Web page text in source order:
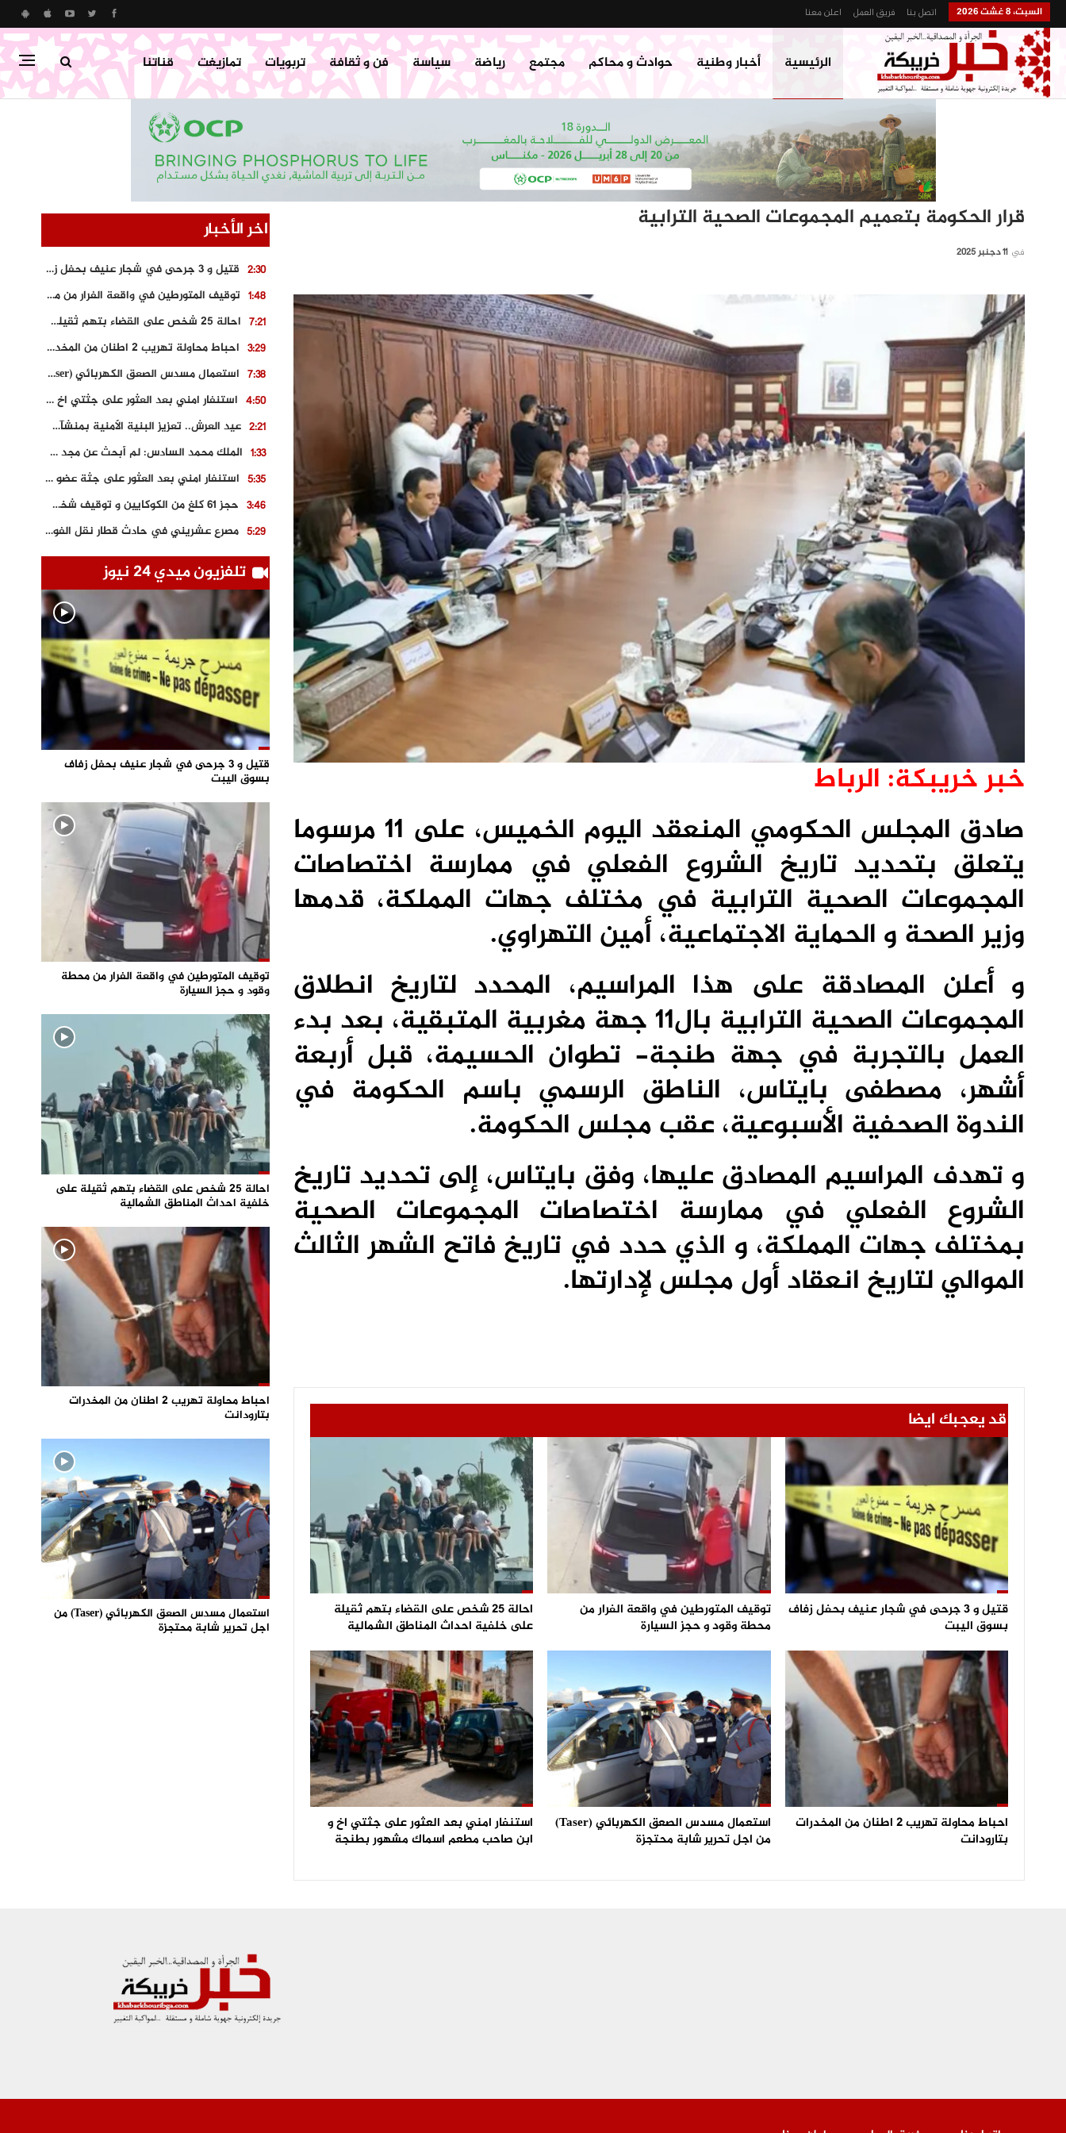
السبت، 8 غشت 2026 اتصل بنا فريق العمل اعلن معنا
الرئيسية أخبار وطنية حوادث و محاكم مجتمع رياضة سياسة فن و ثقافة تربويات تمازيغت قناتنا
قرار الحكومة بتعميم المجموعات الصحية الترابية
في 11 دجنبر 2025
خبر خريبكة: الرباط
صادق المجلس الحكومي المنعقد اليوم الخميس، على 11 مرسوما
يتعلق بتحديد تاريخ الشروع الفعلي في ممارسة اختصاصات
المجموعات الصحية الترابية في مختلف جهات المملكة، قدمها
وزير الصحة و الحماية الاجتماعية، أمين التهراوي.
و أعلن المصادقة على هذا المراسيم، المحدد لتاريخ انطلاق
المجموعات الصحية الترابية بال11 جهة مغربية المتبقية، بعد بدء
العمل بالتجربة في جهة طنجة- تطوان الحسيمة، قبل أربعة
أشهر، مصطفى بايتاس، الناطق الرسمي باسم الحكومة في
الندوة الصحفية الأسبوعية، عقب مجلس الحكومة.
و تهدف المراسيم المصادق عليها، وفق بايتاس، إلى تحديد تاريخ
الشروع الفعلي في ممارسة اختصاصات المجموعات الصحية
بمختلف جهات المملكة، و الذي حدد في تاريخ فاتح الشهر الثالث
الموالي لتاريخ انعقاد أول مجلس لإدارتها.
قد يعجبك ايضا
قتيل و 3 جرحى في شجار عنيف بحفل زفاف
بسوق اليبت
توقيف المتورطين في واقعة الفرار من
محطة وقود و حجز السيارة
احالة 25 شخص على القضاء بتهم ثقيلة
على خلفية احداث المناطق الشمالية
احباط محاولة تهريب 2 اطنان من المخدرات
بتارودانت
استعمال مسدس الصعق الكهربائي (Taser)
من اجل تحرير شابة محتجزة
استنفار امني بعد العثور على جثتي اخ و
ابن صاحب مطعم اسماك مشهور بطنجة
اخر الأخبار
2:30
قتيل و 3 جرحى في شجار عنيف بحفل زفاف بسوق اليبت
1:48
توقيف المتورطين في واقعة الفرار من محطة وقود و حجز السيارة
7:21
احالة 25 شخص على القضاء بتهم ثقيلة على خلفية احداث المناطق الشمالية
3:29
احباط محاولة تهريب 2 اطنان من المخدرات بتارودانت
7:38
استعمال مسدس الصعق الكهربائي (Taser) من اجل تحرير شابة محتجزة
4:50
استنفار امني بعد العثور على جثتي اخ و ابن صاحب مطعم اسماك مشهور بطنجة
2:21
عيد العرش.. تعزيز البنية الأمنية بمنشآت و مصالح جديدة بكل من الحسيمة – فاس و الناظور
1:33
الملك محمد السادس: لم أبحث عن مجد شخصي.. وهَمي كرامة المغاربة
5:35
استنفار امني بعد العثور على جثة عضو سابق في حزب المصباح بالقنيطرة..
3:46
حجز 61 كلغ من الكوكايين و توقيف شخصين بالكركرات
5:29
مصرع عشريني في حادث قطار نقل الفوسفاط..
9:18
العثور على سبعينية جثة هامدة بمقر سكناها بمراكش
6:56
3:02
مصرع شابة ثلاثينية إثر سقوط سيارتها من منحدر خطير بالجرف الأصفر
3:04
توقيف “رضى الطالياني” بتهمة القيادة في حالة سكر و رفضه الامتثال للأمن
تلفزيون ميدي 24 نيوز
قتيل و 3 جرحى في شجار عنيف بحفل زفاف
بسوق اليبت
توقيف المتورطين في واقعة الفرار من محطة
وقود و حجز السيارة
احالة 25 شخص على القضاء بتهم ثقيلة على
خلفية احداث المناطق الشمالية
احباط محاولة تهريب 2 اطنان من المخدرات
بتارودانت
استعمال مسدس الصعق الكهربائي (Taser) من
اجل تحرير شابة محتجزة